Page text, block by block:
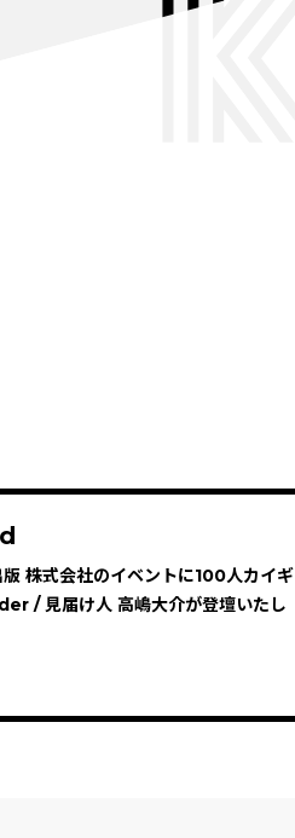
株式会社のイベントに100人カイギ
/ 見届け人 高嶋大介が登壇いたし